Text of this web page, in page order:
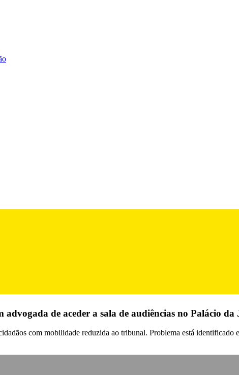
de aceder a sala de audiências no Palácio da
com mobilidade reduzida ao tribunal. Problema está identificado